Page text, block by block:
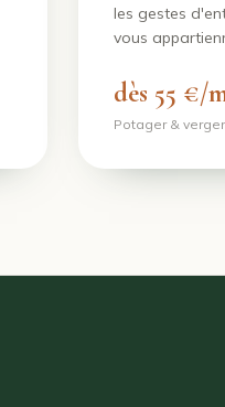
les gestes
vous
dès 55 €/
Potager & verger